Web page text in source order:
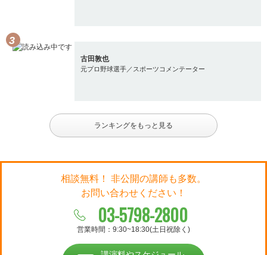
古田敦也
元プロ野球選手／スポーツコメンテーター
ランキングをもっと見る
相談無料！ 非公開の講師も多数。
お問い合わせください！
03-5798-2800
営業時間：9:30~18:30(土日祝除く)